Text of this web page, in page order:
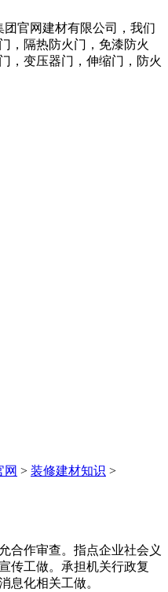
官网建材有限公司，我们
，隔热防火门，免漆防火
，变压器门，伸缩门，防火
网 > 装修建材知识 >
作审查。指点企业社会义
传工做。承担机关行政复
息化相关工做。